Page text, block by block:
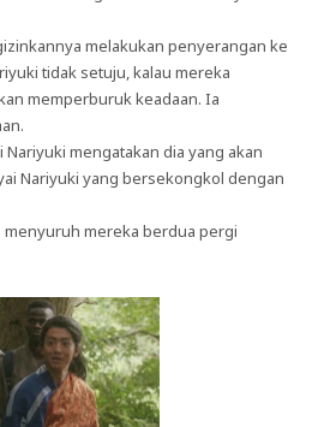
melakukan penyerangan ke
tidak setuju, kalau mereka
memperburuk keadaan. Ia
mengatakan dia yang akan
Nariyuki yang bersekongkol dengan
menyuruh mereka berdua pergi